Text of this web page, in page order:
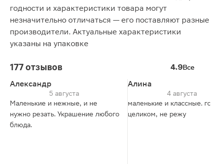
годности и характеристики товара могут
незначительно отличаться — его поставляют разные
производители. Актуальные характеристики
указаны на упаковке
177 отзывов 4.9Все
Александр
5 августа
Маленькие и нежные, и не
нужно резать. Украшение любого
блюда.
Алина
4 августа
маленькие и классные.
целиком, не режу